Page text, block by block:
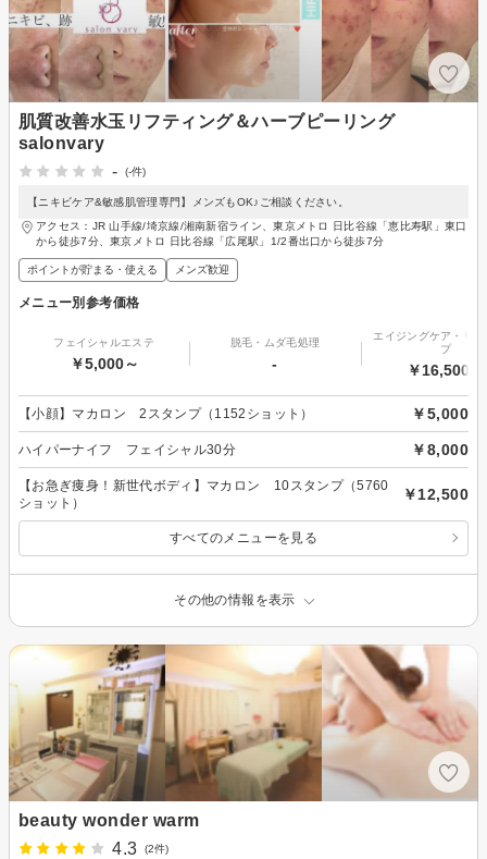
肌質改善水玉リフティング＆ハーブピーリング
salonvary
-
(-件)
【ニキビケア&敏感肌管理専門】メンズもOK♪ご相談ください。
アクセス：JR 山手線/埼京線/湘南新宿ライン、東京メトロ 日比谷線「恵比寿駅」東口
から徒歩7分、東京メトロ 日比谷線「広尾駅」1/2番出口から徒歩7分
ポイントが貯まる・使える メンズ歓迎
メニュー別参考価格
フェイシャルエステ
￥5,000～
脱毛・ムダ毛処理
-
エイジングケア・リ
プ
￥16,500～
【小顔】マカロン 2スタンプ（1152ショット） ￥5,000
ハイパーナイフ フェイシャル30分 ￥8,000
【お急ぎ痩身！新世代ボディ】マカロン 10スタンプ（5760
ショット）
￥12,500
すべてのメニューを見る
その他の情報を表示
beauty wonder warm
4.3
(2件)